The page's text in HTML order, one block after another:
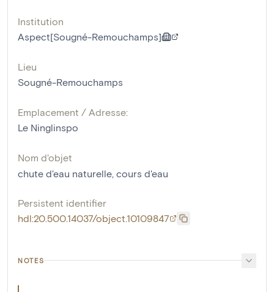
Institution
Aspect[Sougné-Remouchamps]
Lieu
Sougné-Remouchamps
Emplacement / Adresse:
Le Ninglinspo
Nom d'objet
chute d'eau naturelle cours d'eau
Persistent identifier
hdl:20.500.14037/object.10109847
NOTES